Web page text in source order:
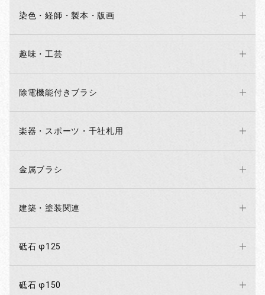
染色・経師・製本・版画
趣味・工芸
除電機能付きブラシ
楽器・スポーツ・千社札用
金属ブラシ
建築・塗装関連
砥石 φ125
砥石 φ150